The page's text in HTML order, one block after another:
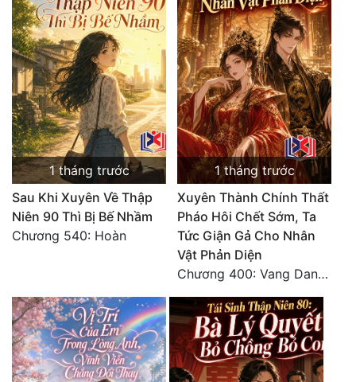
1 tháng trước
Sau Khi Xuyên Về Thập
Niên 90 Thì Bị Bế Nhầm
Chương 540: Hoàn
1 tháng trước
Xuyên Thành Chính Thất
Pháo Hôi Chết Sớm, Ta
Tức Giận Gả Cho Nhân
Vật Phản Diện
Chương 400: Vang Danh Thiên Hạ (Hết)